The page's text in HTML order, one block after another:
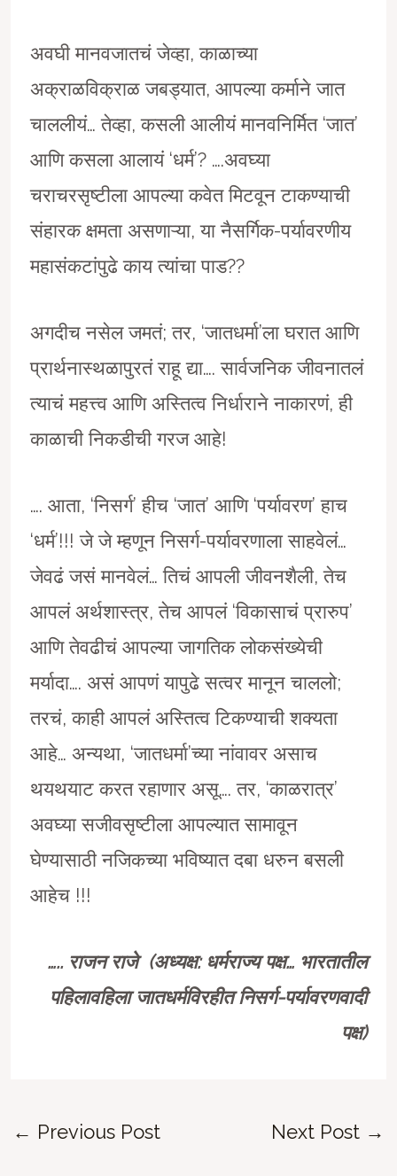
अवघी मानवजातचं जेव्हा, काळाच्या
अक्राळविक्राळ जबड्यात, आपल्या कर्माने जात
चाललीयं… तेव्हा, कसली आलीयं मानवनिर्मित ‘जात’
आणि कसला आलायं ‘धर्म’? ….अवघ्या
चराचरसृष्टीला आपल्या कवेत मिटवून टाकण्याची
संहारक क्षमता असणाऱ्या, या नैसर्गिक-पर्यावरणीय
महासंकटांपुढे काय त्यांचा पाड??
अगदीच नसेल जमतं; तर, ‘जातधर्मा’ला घरात आणि
प्रार्थनास्थळापुरतं राहू द्या…. सार्वजनिक जीवनातलं
त्याचं महत्त्व आणि अस्तित्व निर्धाराने नाकारणं, ही
काळाची निकडीची गरज आहे!
…. आता, ‘निसर्ग’ हीच ‘जात’ आणि ‘पर्यावरण’ हाच
‘धर्म’!!! जे जे म्हणून निसर्ग-पर्यावरणाला साहवेलं…
जेवढं जसं मानवेलं… तिचं आपली जीवनशैली, तेच
आपलं अर्थशास्त्र, तेच आपलं ‘विकासाचं प्रारुप’
आणि तेवढीचं आपल्या जागतिक लोकसंख्येची
मर्यादा…. असं आपणं यापुढे सत्वर मानून चाललो;
तरचं, काही आपलं अस्तित्व टिकण्याची शक्यता
आहे… अन्यथा, ‘जातधर्मा’च्या नांवावर असाच
थयथयाट करत रहाणार असू…. तर, ‘काळरात्र’
अवघ्या सजीवसृष्टीला आपल्यात सामावून
घेण्यासाठी नजिकच्या भविष्यात दबा धरुन बसली
आहेच !!!
….. राजन राजे (अध्यक्ष: धर्मराज्य पक्ष… भारतातील
पहिलावहिला जातधर्मविरहीत निसर्ग-पर्यावरणवादी
पक्ष)
Post
← Previous Post Next Post →